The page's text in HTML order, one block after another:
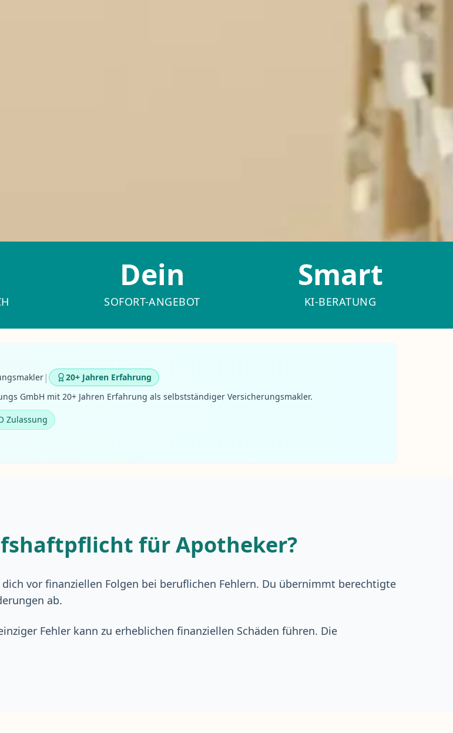
Dein
SOFORT-ANGEBOT
Smart
KI-BERATUNG
|
20+ Jahren Erfahrung
GmbH mit 20+ Jahren Erfahrung als selbstständiger Versicherungsmakler.
Zulassung
für Apotheker?
vor finanziellen Folgen bei beruflichen Fehlern. Du übernimmt berechtigte
ab.
Fehler kann zu erheblichen finanziellen Schäden führen. Die